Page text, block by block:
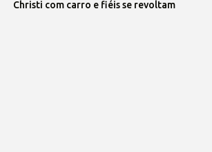
Christi com carro e fiéis se revoltam